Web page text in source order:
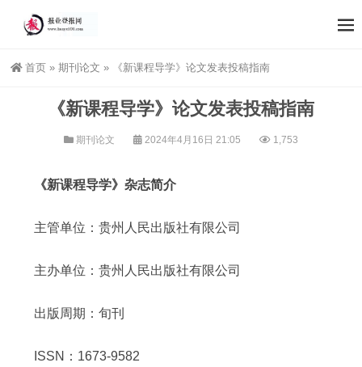
首页 » 期刊论文 » 《新课程导学》论文发表投稿指南
《新课程导学》论文发表投稿指南
期刊论文 2024年4月16日 21:05 1,753
《新课程导学》杂志简介
主管单位：贵州人民出版社有限公司
主办单位：贵州人民出版社有限公司
出版周期：旬刊
ISSN：1673-9582